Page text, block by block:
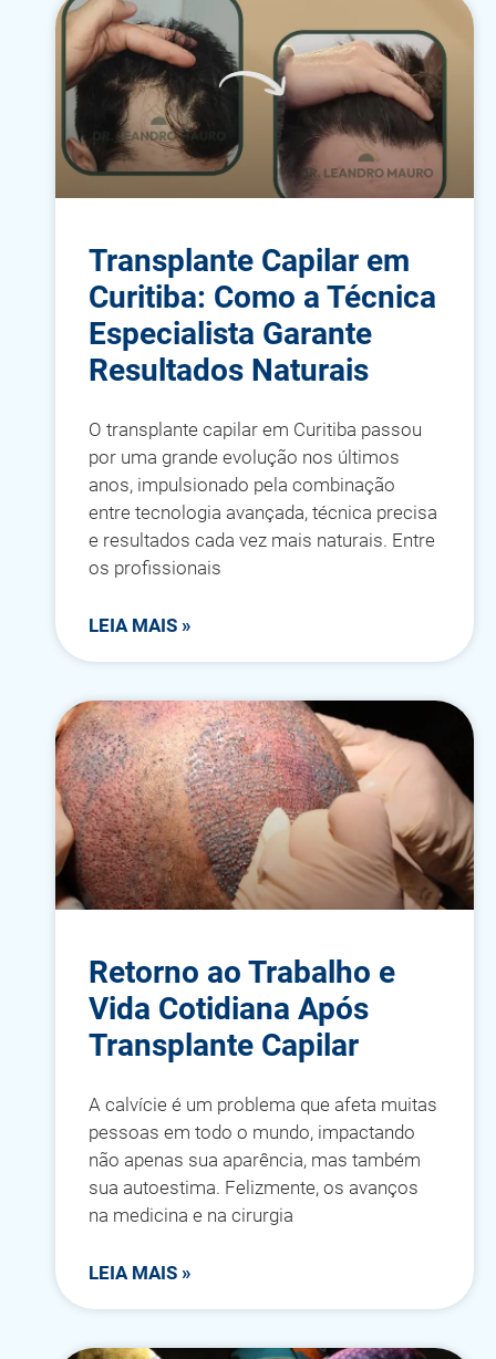
Transplante Capilar em
Curitiba: Como a Técnica
Especialista Garante
Resultados Naturais
O transplante capilar em Curitiba passou
por uma grande evolução nos últimos
anos, impulsionado pela combinação
entre tecnologia avançada, técnica precisa
e resultados cada vez mais naturais. Entre
os profissionais
LEIA MAIS »
Retorno ao Trabalho e
Vida Cotidiana Após
Transplante Capilar
A calvície é um problema que afeta muitas
pessoas em todo o mundo, impactando
não apenas sua aparência, mas também
sua autoestima. Felizmente, os avanços
na medicina e na cirurgia
LEIA MAIS »